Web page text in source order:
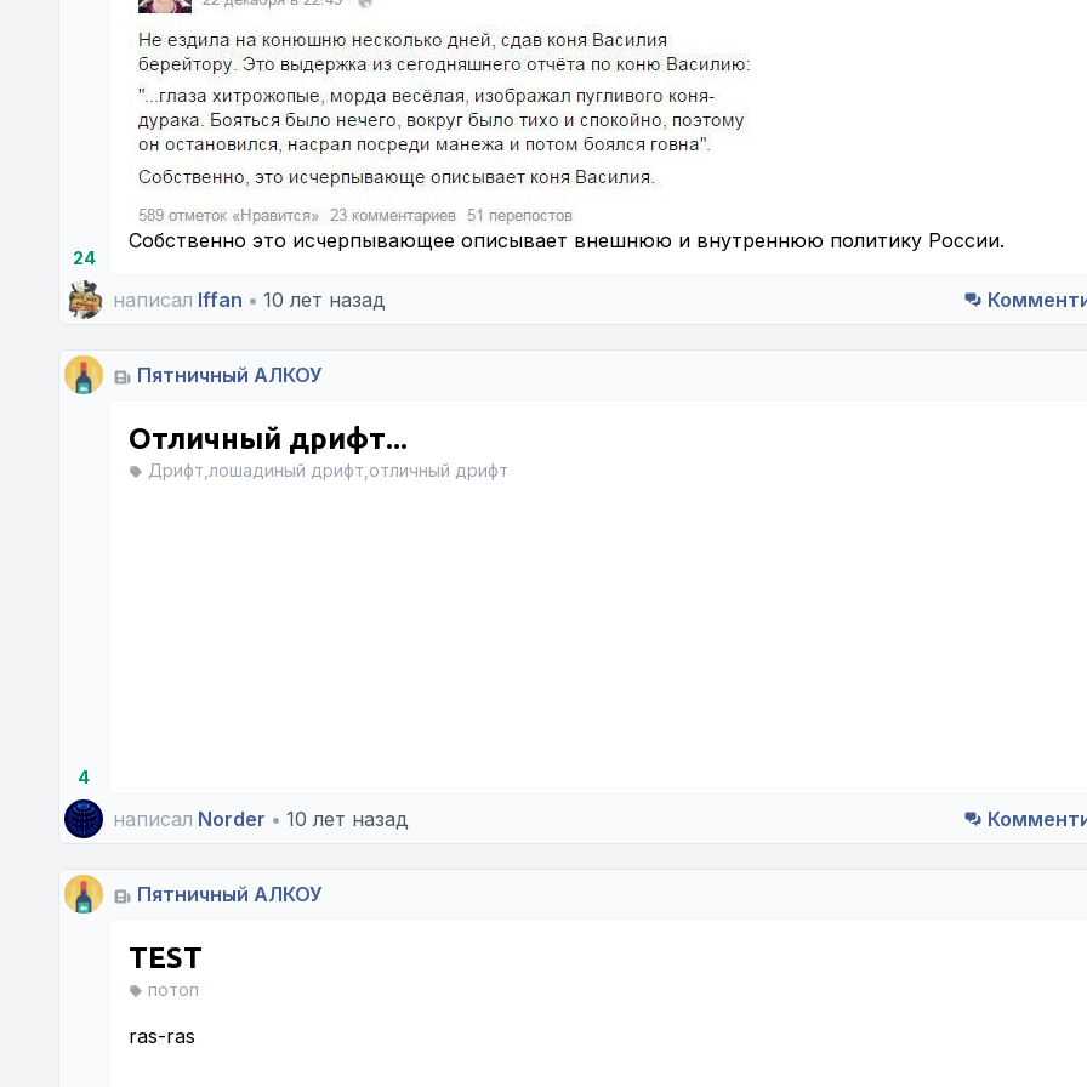
24
Собственно это исчерпывающее описывает внешнюю и внутреннюю политику России.
написал Iffan • 10 лет назад
Пятничный АЛКОУ
4
Отличный дрифт...
Дрифт,лошадиный дрифт,отличный дрифт
написал Norder • 10 лет назад
Пятничный АЛКОУ
TEST
потоп
ras-ras